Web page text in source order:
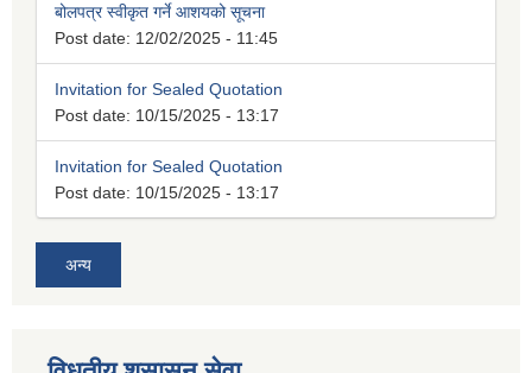
बोलपत्र स्वीकृत गर्ने आशयको सूचना
Post date: 12/02/2025 - 11:45
Invitation for Sealed Quotation
Post date: 10/15/2025 - 13:17
Invitation for Sealed Quotation
Post date: 10/15/2025 - 13:17
अन्य